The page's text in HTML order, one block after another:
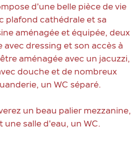
d'une belle pièce de vie
plafond cathédrale et sa
aménagée et équipée, deux
dressing et son accès à
aménagée avec un jacuzzi,
douche et de nombreux
un WC séparé.
un beau palier mezzanine,
salle d'eau, un WC.